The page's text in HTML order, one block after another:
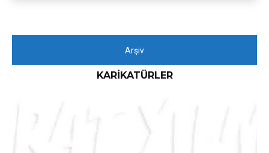
Arşiv
KARIKATÜRLER